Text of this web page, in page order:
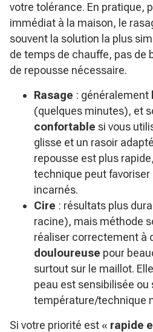
votre tolérance. En pratique,
immédiat à la maison, le
souvent la solution la plus
de temps de chauffe, pas de
de repousse nécessaire.
Rasage : généralement
(quelques minutes), et
confortable si vous
glisse et un rasoir
repousse est plus
technique peut
incarnés.
Cire : résultats plus
racine), mais méthode
réaliser correctement à
douloureuse pour
surtout sur le maillot.
peau est sensibilisée ou
température/technique
Si votre priorité est « rapide